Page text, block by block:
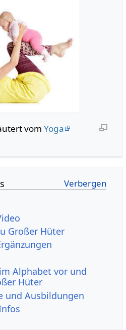
vom Yoga
Großer Hüter
Alphabet vor und
Hüter
und Ausbildungen